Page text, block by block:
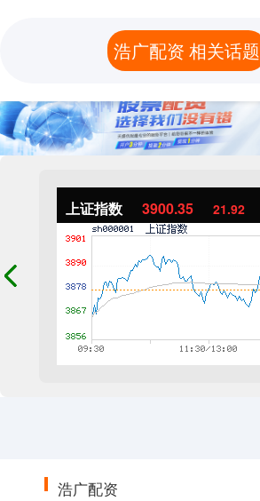
上证指数 3900.35 21.92
浩广配资
浩广配资 相关话题